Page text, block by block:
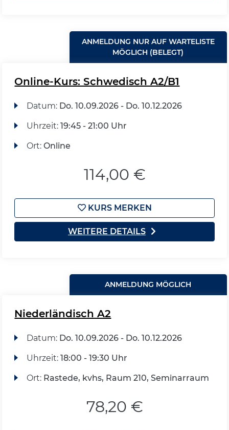
ANMELDUNG NUR AUF WARTELISTE
MÖGLICH (BELEGT)
Online-Kurs: Schwedisch A2/B1
Datum: Do. 10.09.2026 - Do. 10.12.2026
Uhrzeit: 19:45 - 21:00 Uhr
Ort: Online
114,00 €
KURS MERKEN
WEITERE DETAILS
ANMELDUNG MÖGLICH
Niederländisch A2
Datum: Do. 10.09.2026 - Do. 10.12.2026
Uhrzeit: 18:00 - 19:30 Uhr
Ort: Rastede, kvhs, Raum 210, Seminarraum
78,20 €